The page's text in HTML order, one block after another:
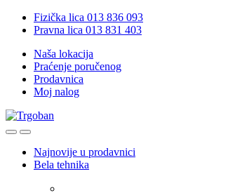
Skip
Skip
Fizička lica 013 836 093
Pravna lica 013 831 403
Naša lokacija
Praćenje poručenog
Prodavnica
Moj nalog
OpenClose
Najnovije u prodavnici
Bela tehnika